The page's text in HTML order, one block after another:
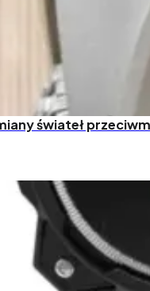
świateł
zł